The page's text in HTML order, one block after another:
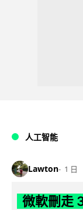
人工智能
Lawton 1 日
微軟刪走